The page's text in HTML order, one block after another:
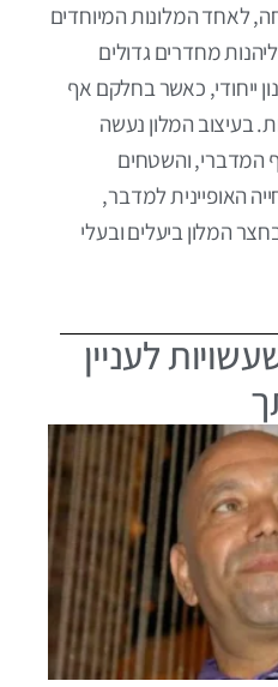
לאחד המלונות המיוחדים
מחדרים גדולים
ייחודי, כאשר בחלקם אף
בעיצוב המלון נעשה
המדברי, והשטחים
האופיינית למדבר,
המלון ביעלים ובעלי
לעניין